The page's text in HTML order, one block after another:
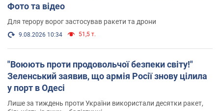
Фото та відео
Для терору ворог застосував ракети та дрони
9.08.2026 10:34 51,5 т.
"Воюють проти продовольчої безпеки світу!"
Зеленський заявив, що армія Росії знову цілила
у порт в Одесі
Лише за тиждень проти України використали десятки ракет,